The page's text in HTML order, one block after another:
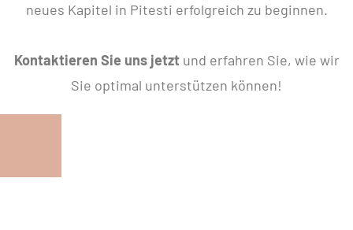
neues Kapitel in Pitesti erfolgreich zu beginnen.
Kontaktieren Sie uns jetztund erfahren Sie, wie wir
Sie optimal unterstützen können!